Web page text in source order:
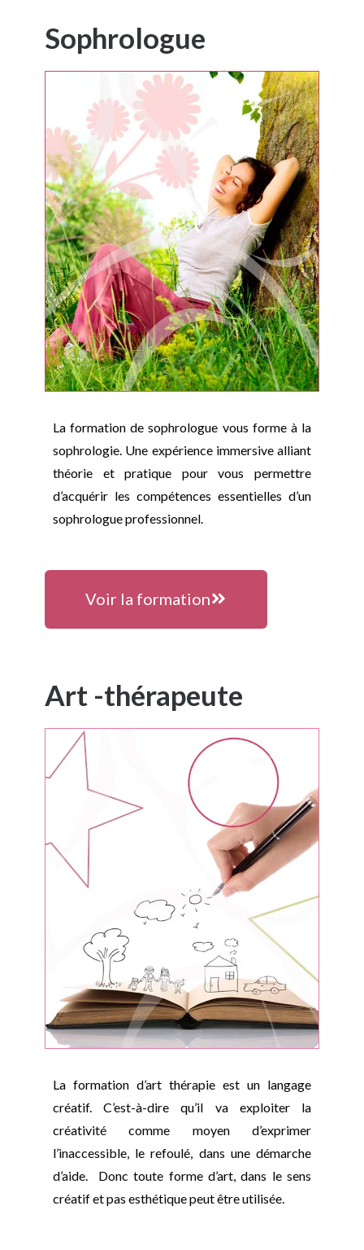
Sophrologue
La formation de sophrologue vous forme à la
sophrologie. Une expérience immersive alliant
théorie et pratique pour vous permettre
d’acquérir les compétences essentielles d’un
sophrologue professionnel.
Voir la formation
Art -thérapeute
La formation d’art thérapie est un langage
créatif. C’est-à-dire qu’il va exploiter la
créativité comme moyen d’exprimer
l’inaccessible, le refoulé, dans une démarche
d’aide. Donc toute forme d’art, dans le sens
créatif et pas esthétique peut être utilisée.